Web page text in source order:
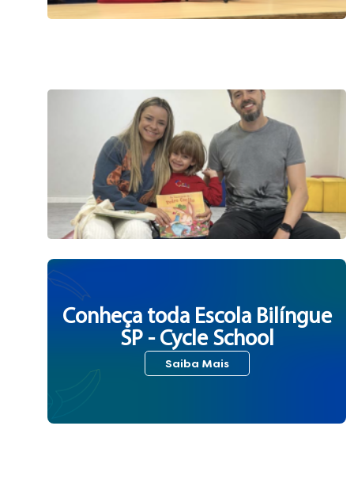
Conheça toda Escola Bilíngue
SP - Cycle School
Saiba Mais